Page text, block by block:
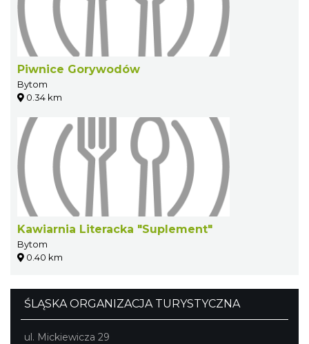
Piwnice Gorywodów
Bytom
0.34 km
Kawiarnia Literacka "Suplement"
Bytom
0.40 km
ŚLĄSKA ORGANIZACJA TURYSTYCZNA
ul. Mickiewicza 29